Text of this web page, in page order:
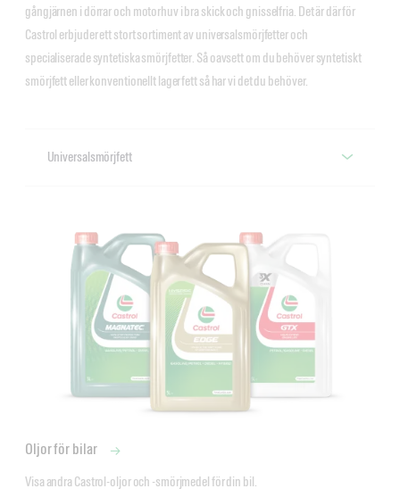
gångjärnen i dörrar och motorhuv i bra skick och gnisselfria. Det är därför
Castrol erbjuder ett stort sortiment av universalsmörjfetter och
specialiserade syntetiska smörjfetter. Så oavsett om du behöver syntetiskt
smörjfett eller konventionellt lagerfett så har vi det du behöver.
Universalsmörjfett
Oljor för bilar
Visa andra Castrol-oljor och -smörjmedel för din bil.